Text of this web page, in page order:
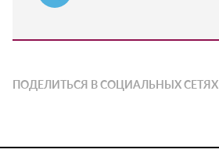
ПОДЕЛИТЬСЯ В СОЦИАЛЬНЫХ СЕТЯХ